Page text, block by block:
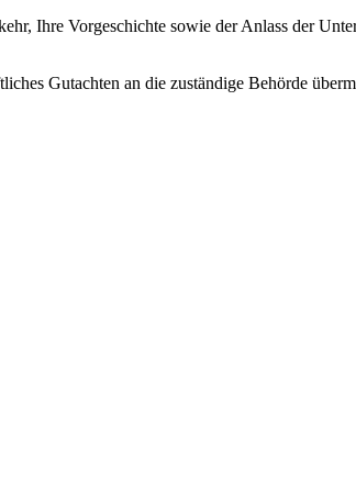
Ihre Vorgeschichte sowie der Anlass der
Gutachten an die zuständige Behörde